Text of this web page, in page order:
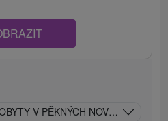
V PĚKNÝCH NOVĚ